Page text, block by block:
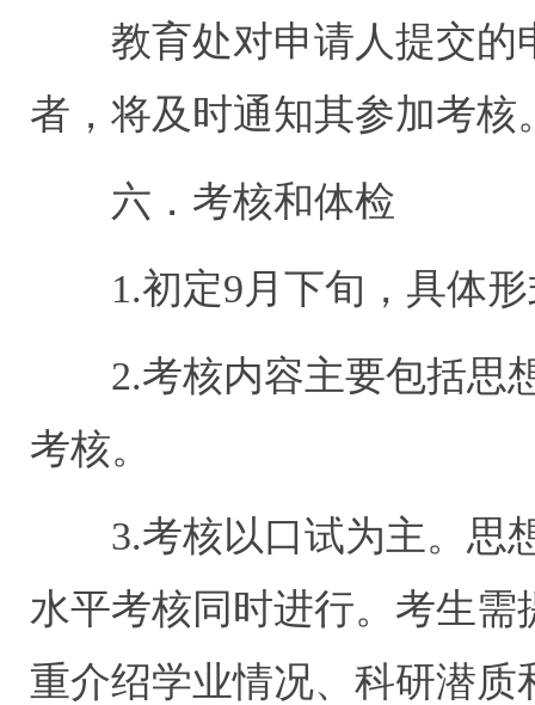
教育处对申请人提交的
者，将及时通知其参加考
六．考核和体检
1.初定9月下旬，具体形
2.考核内容主要包括思
考核。
3.考核以口试为主。思
水平考核同时进行。考生需
重介绍学业情况、科研潜